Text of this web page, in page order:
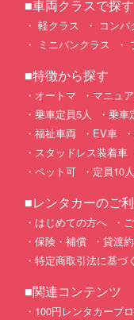
■車両クラスで探
軽クラス コンパ
ミニバンクラス
■特徴から探す
オートマ マニュ
乗車定員5人
乗車
福祉車両
EV車
スタッドレス装着車
ペット可
定員10
■レンタカーのご
はじめての方へ
保険・補償
貸渡
特定商取引法に基づ
■関連コンテンツ
100円レンタカーブ